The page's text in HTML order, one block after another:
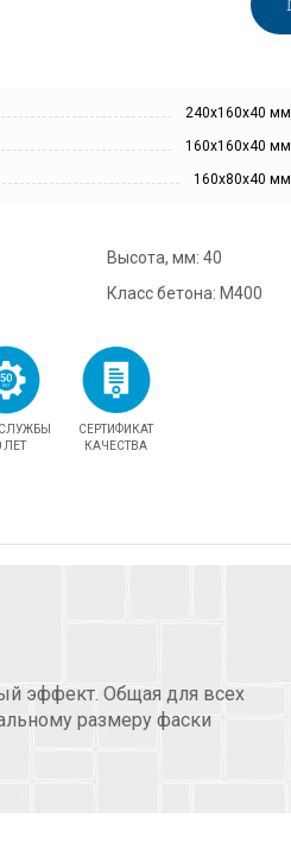
ул.Промышленная,
д.11/10
240х160х40 мм.
160х160х40 мм.
160х80х40 мм.
Высота, мм: 40
Класс бетона: М400
ЛЕТ
СЕРТИФИКАТ
КАЧЕСТВА
эффект. Общая для всех
размеру фаски